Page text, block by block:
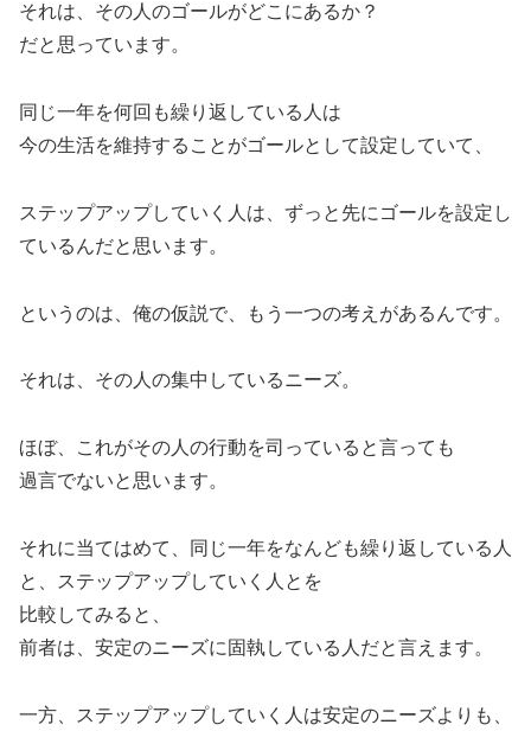
それは、その人のゴールがどこにあるか？
だと思っています。
同じ一年を何回も繰り返している人は
今の生活を維持することがゴールとして設定していて、
ステップアップしていく人は、ずっと先にゴールを設定し
ているんだと思います。
というのは、俺の仮説で、もう一つの考えがあるんです。
それは、その人の集中しているニーズ。
ほぼ、これがその人の行動を司っていると言っても
過言でないと思います。
それに当てはめて、同じ一年をなんども繰り返している人
と、ステップアップしていく人とを
比較してみると、
前者は、安定のニーズに固執している人だと言えます。
一方、ステップアップしていく人は安定のニーズよりも、